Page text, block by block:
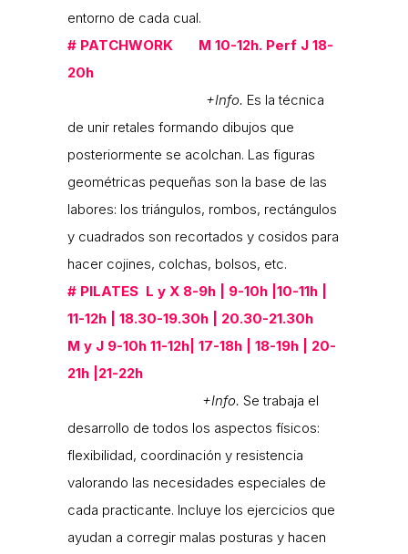
entorno de cada cual.
# PATCHWORK M 10-12h. Perf J 18-
20h
+Info. Es la técnica
de unir retales formando dibujos que
posteriormente se acolchan. Las figuras
geométricas pequeñas son la base de las
labores: los triángulos, rombos, rectángulos
y cuadrados son recortados y cosidos para
hacer cojines, colchas, bolsos, etc.
# PILATES L y X 8-9h | 9-10h |10-11h |
11-12h | 18.30-19.30h | 20.30-21.30h
M y J 9-10h 11-12h| 17-18h | 18-19h | 20-
21h |21-22h
+Info. Se trabaja el
desarrollo de todos los aspectos físicos:
flexibilidad, coordinación y resistencia
valorando las necesidades especiales de
cada practicante. Incluye los ejercicios que
ayudan a corregir malas posturas y hacen